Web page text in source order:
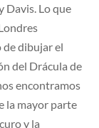
Davis. Lo que
de dibujar el
del Drácula de
encontramos
la mayor parte
y la